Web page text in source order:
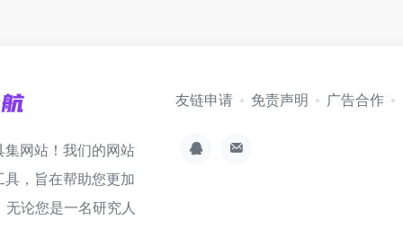
网站！我们的网站
，旨在帮助您更加
论您是一名研究人
友链申请 免责声明 广告合作